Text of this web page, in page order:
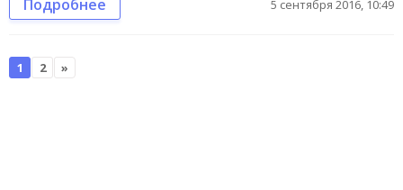
Подробнее 5 сентября 2016, 10:49
1 2 »